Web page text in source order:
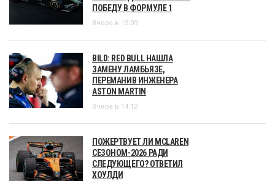
ПОБЕДУ В ФОРМУЛЕ 1
Вчера в 15:09
BILD: RED BULL НАШЛА
ЗАМЕНУ ЛАМБЬЯЗЕ,
ПЕРЕМАНИВ ИНЖЕНЕРА
ASTON MARTIN
Вчера в 14:12
ПОЖЕРТВУЕТ ЛИ MCLAREN
СЕЗОНОМ-2026 РАДИ
СЛЕДУЮЩЕГО? ОТВЕТИЛ
ХОУЛДИ